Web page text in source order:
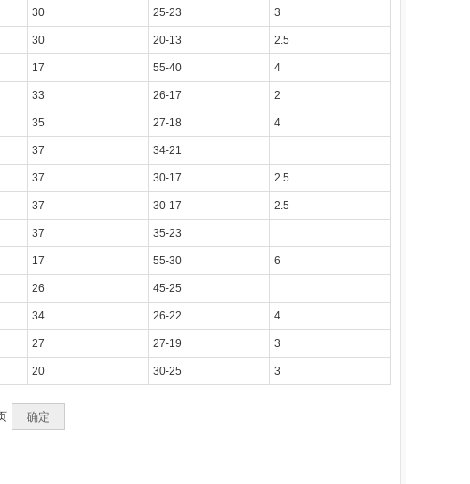
30 25-23 3
30 20-13 2.5
17 55-40 4
33 26-17 2
35 27-18 4
37 34-21
37 30-17 2.5
37 30-17 2.5
37 35-23
17 55-30 6
26 45-25
34 26-22 4
27 27-19 3
20 30-25 3
确定